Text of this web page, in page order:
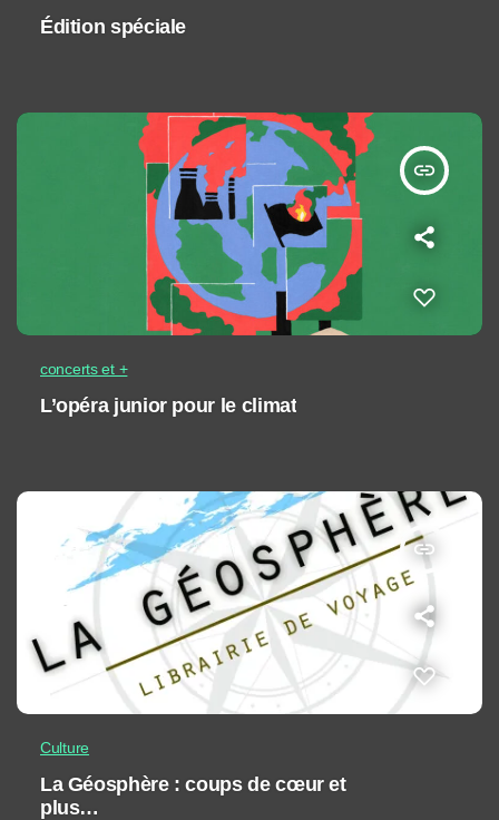
Édition spéciale
insert_link
concerts et +
L’opéra junior pour le climat
insert_link
Culture
La Géosphère : coups de cœur et
plus…